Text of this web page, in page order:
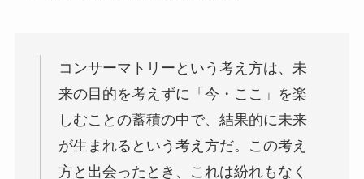
コンサーマトリーという考え方は、未
来の目的を考えずに「今・ここ」を楽
しむことの蓄積の中で、結果的に未来
が生まれるという考え方だ。この考え
方と出会ったとき、これは紛れもなく